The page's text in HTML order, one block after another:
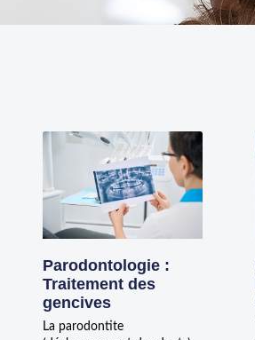
Parodontologie :
Traitement des
gencives
La parodontite